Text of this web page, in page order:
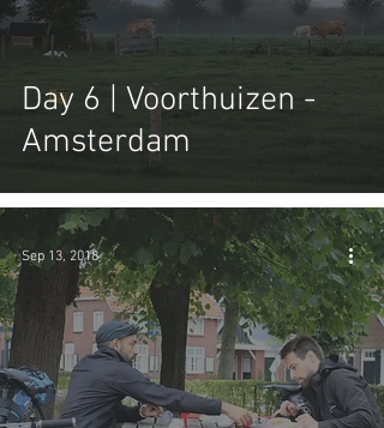
Day 6 | Voorthuizen -
Amsterdam
Sep 13, 2018